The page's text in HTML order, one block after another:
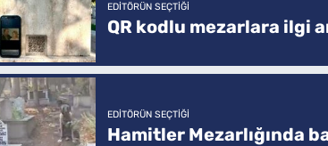
EDITÖRÜN SEÇTIĞI
QR kodlu mezarlara ilgi
EDITÖRÜN SEÇTIĞI
Hamitler Mezarlığında